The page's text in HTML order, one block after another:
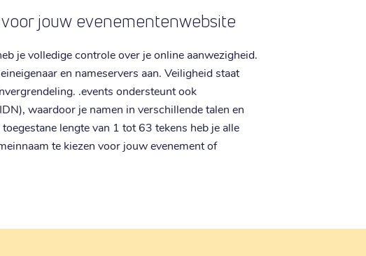
jouw evenementenwebsite
je volledige controle over je online aanwezigheid.
en nameservers aan. Veiligheid staat
.events ondersteunt ook
waardoor je namen in verschillende talen en
lengte van 1 tot 63 tekens heb je alle
te kiezen voor jouw evenement of